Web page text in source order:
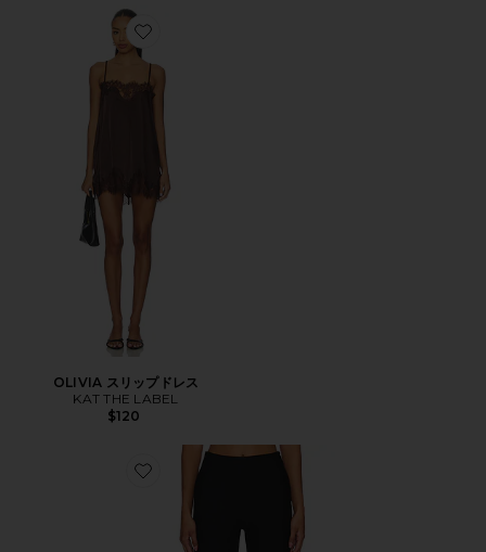
Favorite OLIVIA スリップドレス
OLIVIA スリップドレス
KAT THE LABEL
$120
Favorite CHAYA カプリ